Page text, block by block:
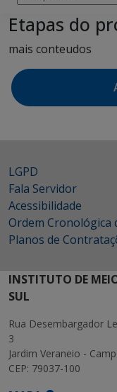
por:
Etapas do
mais conteudos
LGPD
Fala Servidor
Acessibilidade
Ordem Cronológica
Planos de
INSTITUTO DE
SUL
Rua Desembargador
3
Jardim Veraneio -
CEP: 79037-100